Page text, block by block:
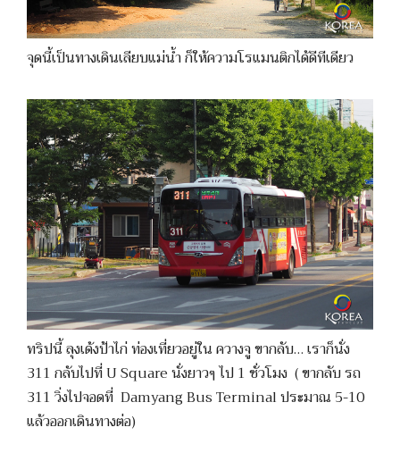
จุดนี้เป็นทางเดินเลียบแม่น้ำ ก็ให้ความโรแมนติกได้ดีทีเดียว
ทริปนี้ ลุงเด้งป้าไก่ ท่องเที่ยวอยู่ใน ควางจู ขากลับ… เราก็นั่ง
311 กลับไปที่ U Square นั่งยาวๆ ไป 1 ชั่วโมง ( ขากลับ รถ
311 วิ่งไปจอดที่ Damyang Bus Terminal ประมาณ 5-10
แล้วออกเดินทางต่อ)